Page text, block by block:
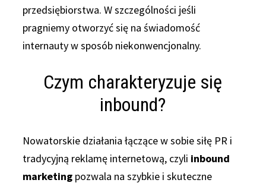
przedsiębiorstwa. W szczególności jeśli
pragniemy otworzyć się na świadomość
internauty w sposób niekonwencjonalny.
Czym charakteryzuje się
inbound?
Nowatorskie działania łączące w sobie siłę PR i
tradycyjną reklamę internetową, czyli inbound
marketing pozwala na szybkie i skuteczne